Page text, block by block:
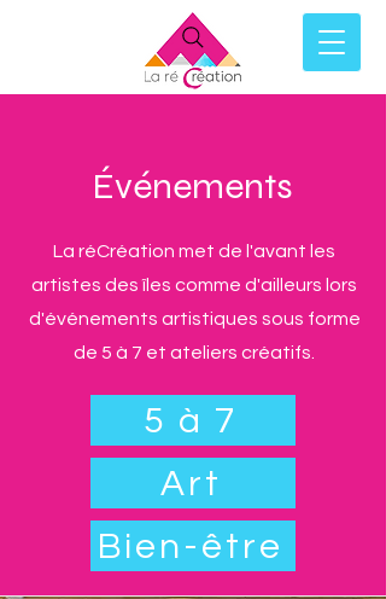
Événements
La réCréation met de l'avant les
artistes des îles comme d'ailleurs lors
d'événements artistiques sous forme
de 5 à 7 et ateliers créatifs.
5 à 7
Art
Bien-être